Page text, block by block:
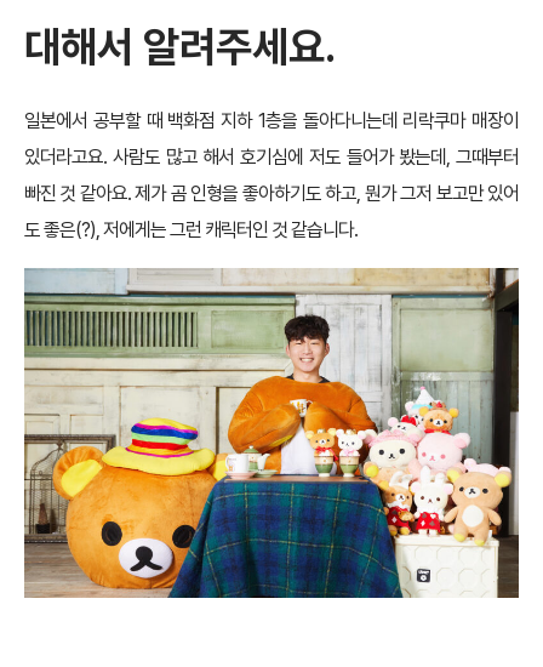
대해서 알려주세요.
일본에서 공부할 때 백화점 지하 1층을 돌아다니는데 리락쿠마 매장이
있더라고요. 사람도 많고 해서 호기심에 저도 들어가 봤는데, 그때부터
빠진 것 같아요. 제가 곰 인형을 좋아하기도 하고, 뭔가 그저 보고만 있어
도 좋은(?), 저에게는 그런 캐릭터인 것 같습니다.